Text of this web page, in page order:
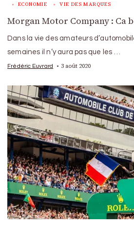
ECONOMIE VIE DES MARQUES
Morgan Motor Company : Ca
Dans la vie des amateurs
semaines il n’y aura pas que les …
Frédéric Euvrard 3 août 2020